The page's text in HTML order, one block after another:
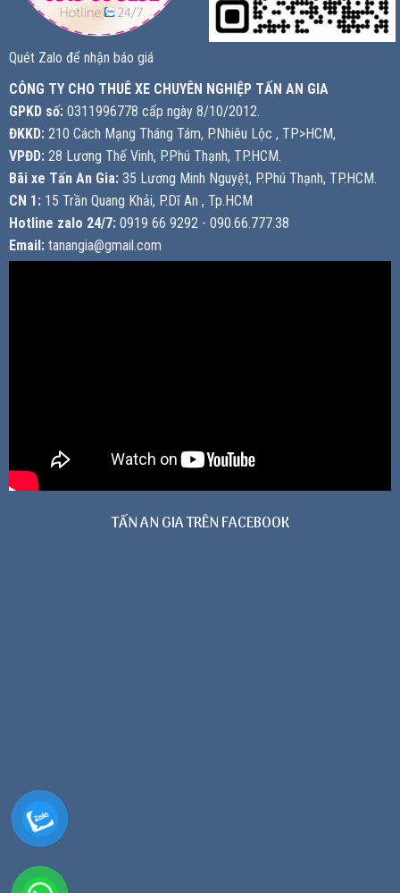
Quét Zalo để nhận báo giá
CÔNG TY CHO THUÊ XE CHUYÊN NGHIỆP TẤN AN GIA
GPKD số: 0311996778 cấp ngày 8/10/2012.
ĐKKD: 210 Cách Mạng Tháng Tám, P.Nhiêu Lộc , TP>HCM,
VPĐD: 28 Lương Thế Vinh, P.Phú Thạnh, TP.HCM.
Bãi xe Tấn An Gia: 35 Lương Minh Nguyệt, P.Phú Thạnh, TP.HCM.
CN 1: 15 Trần Quang Khải, P.Dĩ An , Tp.HCM
Hotline zalo 24/7: 0919 66 9292 - 090.66.777.38
Email: tanangia@gmail.com
TẤN AN GIA TRÊN FACEBOOK